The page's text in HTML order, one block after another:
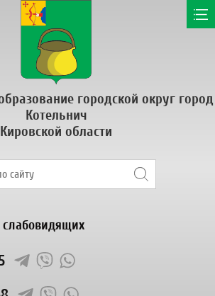
городской округ город
Котельнич
Кировской области